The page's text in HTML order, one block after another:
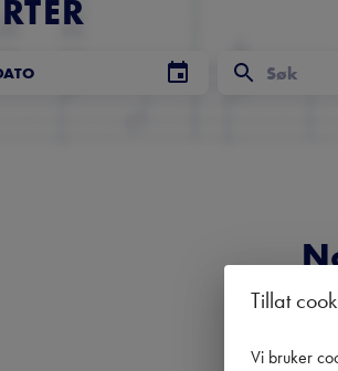
Tillat
Vi bruker